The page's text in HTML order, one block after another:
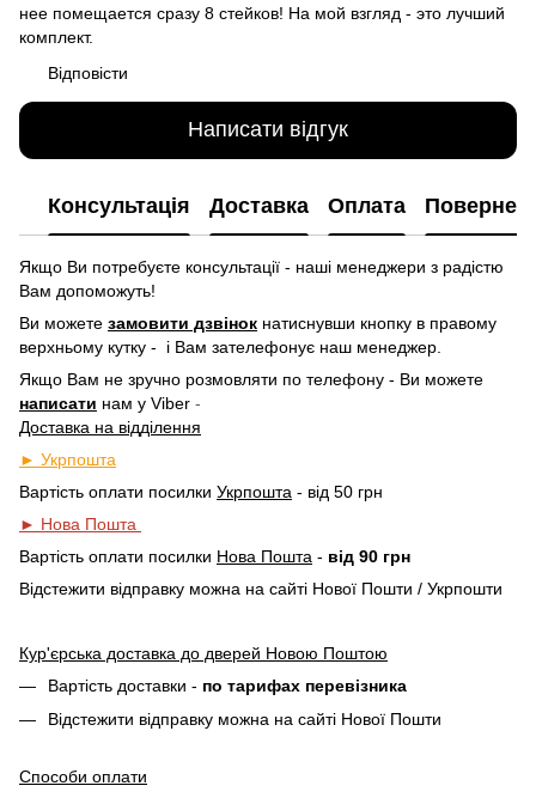
нее помещается сразу 8 стейков! На мой взгляд - это лучший
комплект.
Відповісти
Написати відгук
Консультація Доставка Оплата
Якщо Ви потребуєте консультації - наші менеджери з радістю
Вам допоможуть!
Ви можете замовити дзвінок натиснувши кнопку в правому
верхньому кутку -
і Вам зателефонує наш менеджер.
Якщо Вам не зручно розмовляти по телефону - Ви можете
написати нам у Viber -
Доставка на відділення
► Укрпошта
Вартість оплати посилки Укрпошта - від 50 грн
► Нова Пошта
Вартість оплати посилки Нова Пошта - від 90 грн
Відстежити відправку можна на сайті Нової Пошти / Укрпошти
Кур'єрська доставка до дверей Новою Поштою
Вартість доставки - по тарифах перевізника
Відстежити відправку можна на сайті Нової Пошти
Способи оплати